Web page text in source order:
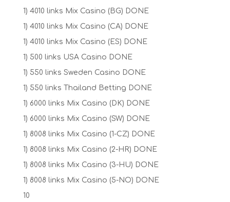
1) 4010 links Mix Casino (BG) DONE
1) 4010 links Mix Casino (CA) DONE
1) 4010 links Mix Casino (ES) DONE
1) 500 links USA Casino DONE
1) 550 links Sweden Casino DONE
1) 550 links Thailand Betting DONE
1) 6000 links Mix Casino (DK) DONE
1) 6000 links Mix Casino (SW) DONE
1) 8008 links Mix Casino (1-CZ) DONE
1) 8008 links Mix Casino (2-HR) DONE
1) 8008 links Mix Casino (3-HU) DONE
1) 8008 links Mix Casino (5-NO) DONE
10